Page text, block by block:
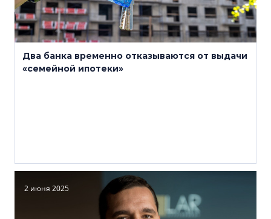
Два банка временно отказываются от выдачи
«семейной ипотеки»
2 июня 2025